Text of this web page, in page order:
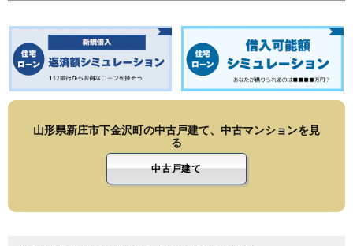
山形県新庄市下金沢町の中古戸建て、中古マンションを見
る
中古戸建て